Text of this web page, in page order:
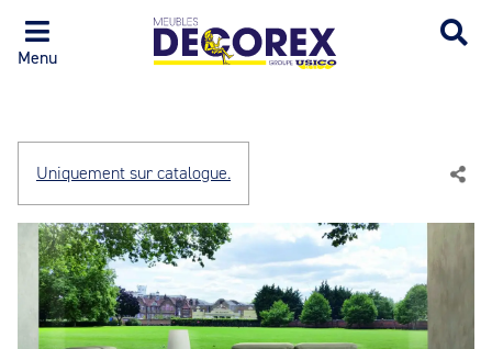
Menu
Uniquement sur catalogue.